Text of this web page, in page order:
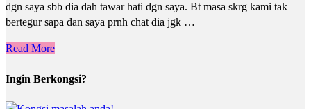
dgn saya sbb dia dah tawar hati dgn saya. Bt masa skrg kami tak
bertegur sapa dan saya prnh chat dia jgk …
Read More
Ingin Berkongsi?